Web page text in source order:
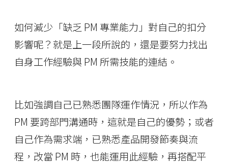
如何減少「缺乏 PM 專業能力」對自己的扣分
影響呢？就是上一段所說的，還是要努力找出
自身工作經驗與 PM 所需技能的連結。
比如強調自己已熟悉團隊運作情況，所以作為
PM 要跨部門溝通時，這就是自己的優勢；或者
自己作為需求端，已熟悉產品開發節奏與流
程，改當 PM 時，也能運用此經驗，再搭配平